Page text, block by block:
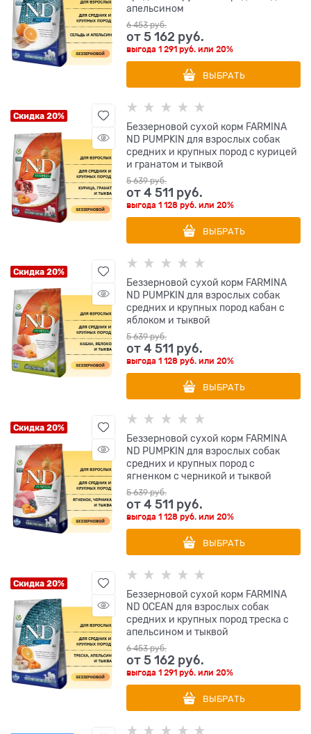
апельсином
6 453 руб.
от5 162 руб.
выгода1 291 руб. или20%
ВЫБРАТЬ
Скидка 20%
Беззерновой cухой корм FARMINA
ND PUMPKIN для взрослых собак
средних и крупных пород с курицей
и гранатом и тыквой
5 639 руб.
от4 511 руб.
выгода1 128 руб. или20%
ВЫБРАТЬ
Скидка 20%
Беззерновой cухой корм FARMINA
ND PUMPKIN для взрослых собак
средних и крупных пород кабан с
яблоком и тыквой
5 639 руб.
от4 511 руб.
выгода1 128 руб. или20%
ВЫБРАТЬ
Скидка 20%
Беззерновой cухой корм FARMINA
ND PUMPKIN для взрослых собак
средних и крупных пород с
ягненком с черникой и тыквой
5 639 руб.
от4 511 руб.
выгода1 128 руб. или20%
ВЫБРАТЬ
Скидка 20%
Беззерновой cухой корм FARMINA
ND OCEAN для взрослых собак
средних и крупных пород треска с
апельсином и тыквой
6 453 руб.
от5 162 руб.
выгода1 291 руб. или20%
ВЫБРАТЬ